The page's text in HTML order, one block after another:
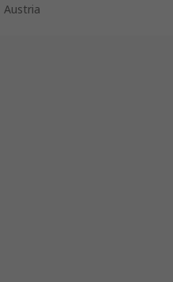
Austria